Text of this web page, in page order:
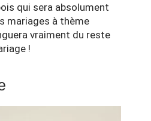
qui sera absolument
mariages à thème
vraiment du reste
!